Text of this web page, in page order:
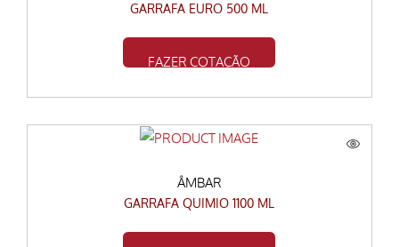
GARRAFA EURO 500 ML
FAZER COTAÇÃO
ÂMBAR
GARRAFA QUIMIO 1100 ML